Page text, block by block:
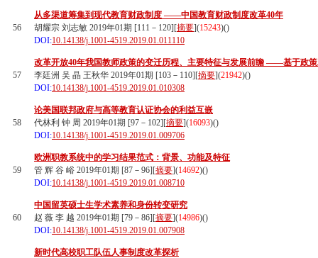
56
从多渠道筹集到现代教育财政制度 ——中国教育财政制度改革40年
胡耀宗 刘志敏 2019年01期 [111－120][摘要](15243)()
DOI:10.14138/j.1001-4519.2019.01.011110
57
改革开放40年我国教师政策的变迁历程、主要特征与发展前瞻 ——基于政
李廷洲 吴 晶 王秋华 2019年01期 [103－110][摘要](21942)()
DOI:10.14138/j.1001-4519.2019.01.010308
58
论美国联邦政府与高等教育认证协会的利益互嵌
代林利 钟 周 2019年01期 [97－102][摘要](16093)()
DOI:10.14138/j.1001-4519.2019.01.009706
59
欧洲职教系统中的学习结果范式：背景、功能及特征
管 辉 谷 峪 2019年01期 [87－96][摘要](14692)()
DOI:10.14138/j.1001-4519.2019.01.008710
60
中国留英硕士生学术素养和身份转变研究
赵 薇 李 越 2019年01期 [79－86][摘要](14986)()
DOI:10.14138/j.1001-4519.2019.01.007908
新时代高校职工队伍人事制度改革探析